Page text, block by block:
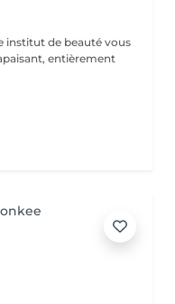
institut de beauté vous
entièrement